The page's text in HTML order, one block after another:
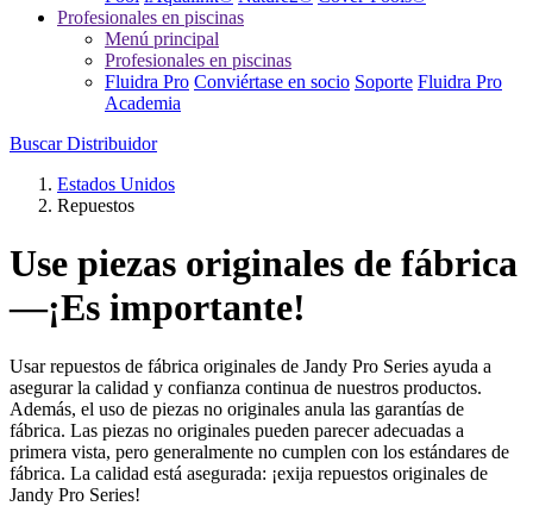
Profesionales en piscinas
Menú principal
Profesionales en piscinas
Fluidra Pro Conviértase en socio Soporte Fluidra Pro
Academia
Buscar Distribuidor
Estados Unidos
Repuestos
Use piezas originales de fábrica
—¡Es importante!
Usar repuestos de fábrica originales de Jandy Pro Series ayuda a
asegurar la calidad y confianza continua de nuestros productos.
Además, el uso de piezas no originales anula las garantías de
fábrica. Las piezas no originales pueden parecer adecuadas a
primera vista, pero generalmente no cumplen con los estándares de
fábrica. La calidad está asegurada: ¡exija repuestos originales de
Jandy Pro Series!